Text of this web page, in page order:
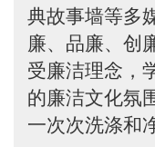
典故事墙等多
廉、品廉、创
受廉洁理念，
的廉洁文化氛
一次次洗涤和